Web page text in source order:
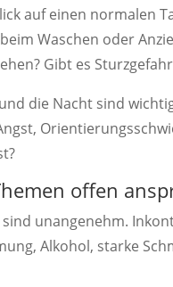
auf einen normalen
Waschen oder
Gibt es
die Nacht sind
offen
unangenehm.
Alkohol, starke